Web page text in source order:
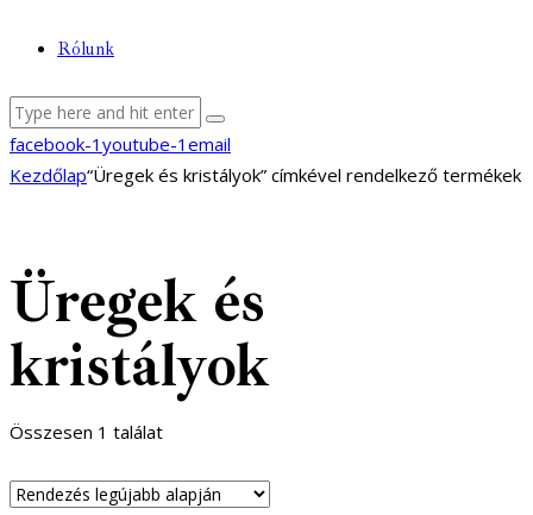
Rólunk
facebook-1 youtube-1 email
Kezdőlap“Üregek és kristályok” címkével rendelkező termékek
Üregek és
kristályok
Összesen 1 találat